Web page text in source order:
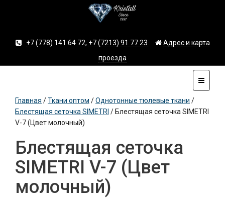
+7 (778) 141 64 72, +7 (7213) 91 77 23
Адрес и карта
проезда
Главная /Ткани оптом /Однотонные тюлевые ткани /
Блестящая сеточка SIMETRI / Блестящая сеточка SIMETRI
V-7 (Цвет молочный)
Блестящая сеточка
SIMETRI V-7 (Цвет
молочный)